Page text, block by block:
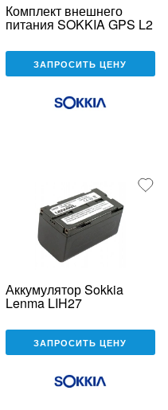
Комплект внешнего
питания SOKKIA GPS L2
ЗАПРОСИТЬ ЦЕНУ
Аккумулятор Sokkia
Lenma LIH27
ЗАПРОСИТЬ ЦЕНУ